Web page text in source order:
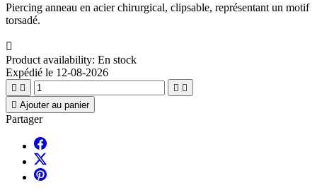
Piercing anneau en acier chirurgical, clipsable, représentant un motif
torsadé.

Product availability: En stock
Expédié le 12-08-2026
   
 Ajouter au panier
Partager